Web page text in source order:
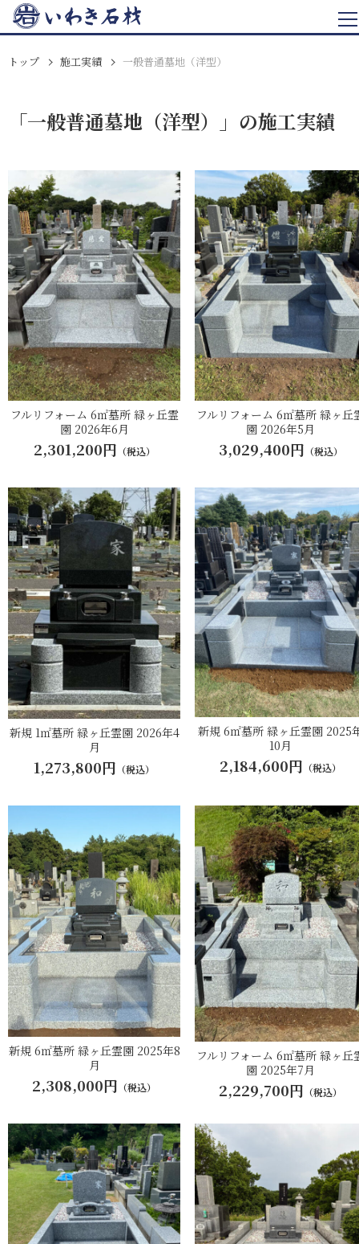
トップ 施工実績 一般普通墓地（洋型）
「一般普通墓地（洋型）」の施工実績
フルリフォーム 6㎡墓所 緑ヶ丘霊
園 2026年6月
2,301,200円 （税込）
フルリフォーム 6㎡墓所 緑ヶ丘
園 2026年5月
3,029,400円 （税込）
新規 1㎡墓所 緑ヶ丘霊園 2026年4
月
1,273,800円 （税込）
新規 6㎡墓所 緑ヶ丘霊園 2025
10月
2,184,600円 （税込）
新規 6㎡墓所 緑ヶ丘霊園 2025年8
月
2,308,000円 （税込）
フルリフォーム 6㎡墓所 緑ヶ丘
園 2025年7月
2,229,700円 （税込）